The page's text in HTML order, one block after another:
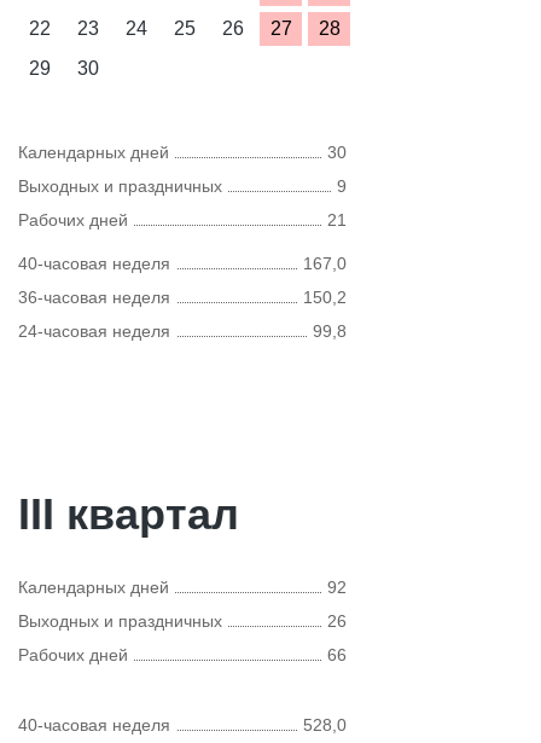
22
23 24 25 26 27
28
29
30
Календарных дней
30
Выходных и праздничных
9
Рабочих дней
21
40-часовая неделя
167,0
36-часовая неделя
150,2
24-часовая неделя
99,8
III квартал
Календарных дней
92
Выходных и праздничных
26
Рабочих дней
66
40-часовая неделя 528,0